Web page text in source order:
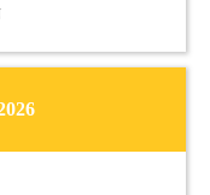
FLORA
2026